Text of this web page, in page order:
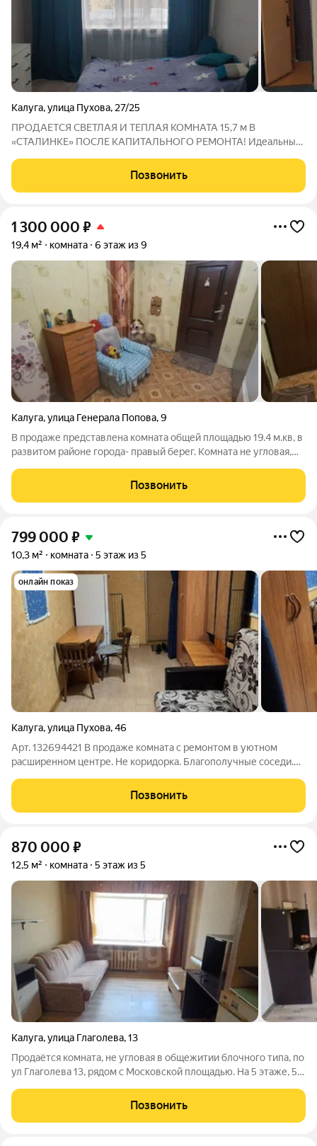
Калуга,улица Пухова, 27/25
ПРОДАЕТСЯ СВЕТЛАЯ И ТЕПЛАЯ КОМНАТА 15,7 м В
«СТАЛИНКЕ» ПОСЛЕ КАПИТАЛЬНОГО РЕМОНТА! Идеальный
ВСЕ СДЕЛАНО КАПИТАЛЬНО И С ДУШОЙ: Полный капремонт
в комнате: выровнены стены, поклеены дорогие
Позвонить
1 300 000 ₽
19,4 м² комната 6 этаж из 9
Калуга,улица Генерала Попова,9
В продаже представлена комната общей площадью 19.4 м.кв, в
развитом районе города- правый берег. Комната не угловая,
натяжной потолок. На этаже общая кухня, туалет, ванная. На
первом этаже
Позвонить
799 000 ₽
10,3 м² комната 5 этаж из 5
онлайн показ
Калуга,улица Пухова,46
Арт. 132694421 В продаже комната с ремонтом в уютном
расширенном центре. Не коридорка. Благополучные соседи.
Оборудованные парковочные места. Развитая
инфраструктура: в шаговой доступности -
Позвонить
870 000 ₽
12,5 м² комната 5 этаж из 5
Калуга,улица Глаголева,13
Продаётся комната, не угловая в общежитии блочного типа, по
ул Глаголева 13, рядом с Московской площадью. На 5 этаже, 5
санузел и коридор на 4 комнаты. В комнате сделан
косметический ремонт.
Позвонить